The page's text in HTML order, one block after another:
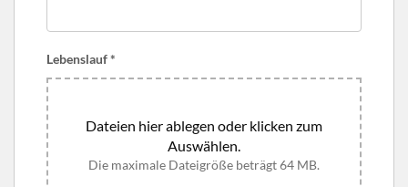
Lebenslauf*
Dateien hier ablegen oder klicken zum
Auswählen.
Die maximale Dateigröße beträgt 64 MB.